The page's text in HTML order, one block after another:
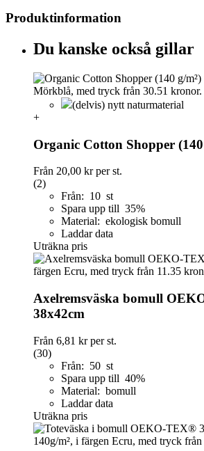
Produktinformation
Du kanske också gillar
(delvis) nytt naturmaterial
+
Organic Cotton Shopper
Från 20,00 krper st.
(2)
Från: 10 st
Spara upp till 35%
Material: ekologisk bomull
Laddar data
Uträkna pris
Axelremsväska bomull
38x42cm
Från 6,81 krper st.
(30)
Från: 50 st
Spara upp till 40%
Material: bomull
Laddar data
Uträkna pris